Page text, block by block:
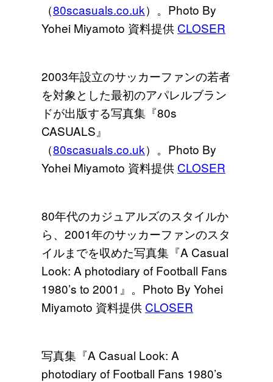
（80scasuals.co.uk）。Photo By
Yohei Miyamoto 資料提供 CLOSER
2003年設立のサッカーファンの若者
を対象とした最初のアパレルブラン
ドが出版する写真集『80s
CASUALS』
（80scasuals.co.uk）。Photo By
Yohei Miyamoto 資料提供 CLOSER
80年代のカジュアルズのスタイルか
ら、2001年のサッカーファンのスタ
イルまでを収めた写真集『A Casual
Look: A photodiary of Football Fans
1980’s to 2001』。Photo By Yohei
Miyamoto 資料提供 CLOSER
写真集『A Casual Look: A
photodiary of Football Fans 1980’s